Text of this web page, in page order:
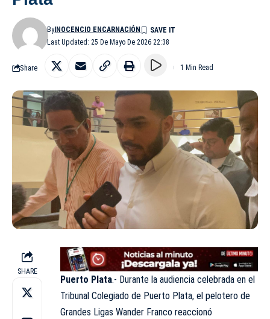
Last Updated: 25 De Mayo De 2026 22:38
ByINOCENCIO ENCARNACIÓN
Share 1 Min Read
SHARE
Puerto Plata.- Durante la audiencia celebrada en el
Tribunal Colegiado de Puerto Plata, el pelotero de
Grandes Ligas Wander Franco reaccionó